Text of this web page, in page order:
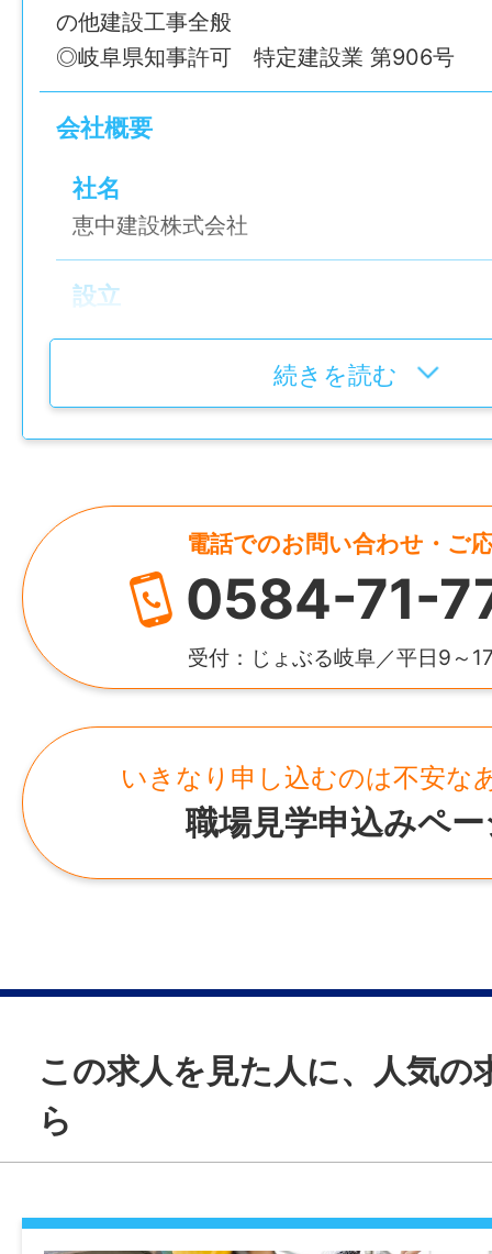
◇ 必須：普通自動車運転免許(AT限定可)
機の免許がある方歓迎！入社後に会社全額
こともできます。
就業時間
08:00～17:00（実働8時間）
休憩時間
60分
完全週休2日制（土・日）、GW、夏季休
ヶ月経過後の年次有給休暇日数：10日
通勤手当あり(上限15,000円/月)
退職金制度あり(勤続2年以上)
資格取得補助あり
家族手当あり(配偶者：6,000円/月、子：
5,000円/月)
社会保険完備（雇用・健康・労災・厚生）
マイカー通勤
可
月平均：10時間以内
基本給：205,000～300,000円
住宅手当：10,100～30,000円
現場手当：5,000～20,000円
年2回（昨年度実績：4.6ヶ月分/年）
年間休日
108日
正社員
不問
年齢制限
学歴
不問
◇ 必須：普通自動車運転免許(AT限定可)
工管理技士（1級/2級）をお持ちの方歓迎！
就業時間
休憩時間
60分
「建物を完成させるための司令塔」として
ントロールしていきます。
最初は写真撮影や記録作業など、先輩のサ
未経験の方でも、少しずつ仕事の流れを覚
です。
―――――――――――――――
―――――――――――――――
「建物づくりに関わりたい」「完成した形
仕事内容変更の可能性：あり
変更予定の仕事内容：会社の定める範囲
就業場所
〒509-7205 岐阜県恵那市長島町中野上沼
勤務地変更の可能性：なし
給与
月給 245,100～385,000円＋各種手当
※内訳は給与モデル参照
現場手当：10,000～20,000円
賞与
年2回（昨年度実績：4.6ヶ月分/年）
年間休日
の他建設工事全般
◎岐阜県知事許可 特定建設業 第906号
会社概要
社名
恵中建設株式会社
設立
昭和43年11月1日
代表者
代表取締役社長 鈴木恭彦
資本金
https://www.keichu.co.jp/
所在地
岐阜県恵那市長島町中野上沼36-5
続きを読む
電話でのお問い合わせ・ご
0584-71-
受付：じょぶる岐阜／平日9～
いきなり申し込むのは不安な
職場見学申込みペ
この求人を見た人に、人気の
ら